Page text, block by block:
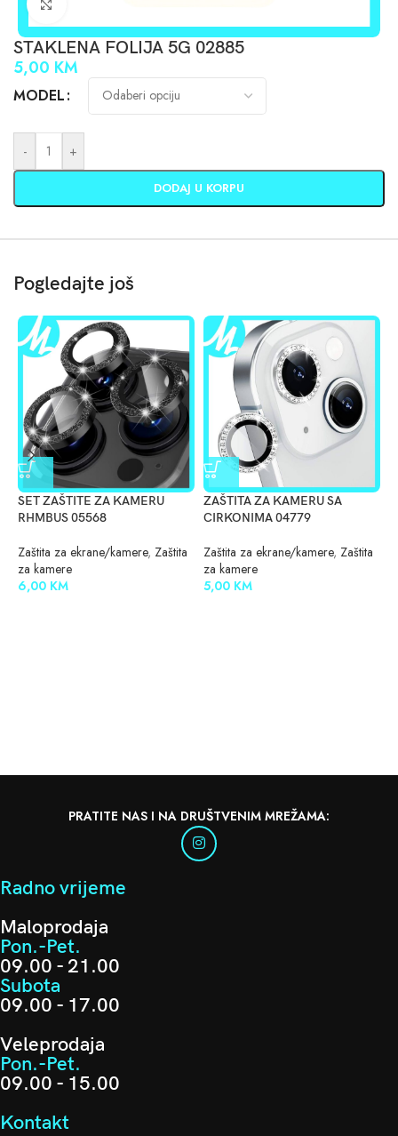
STAKLENA FOLIJA 5G 02885
5,00 KM
MODEL
- +
DODAJ U KORPU
Pogledajte još
SET ZAŠTITE ZA KAMERU
RHMBUS 05568
Zaštita za ekrane/kamere, Zaštita
za kamere
6,00 KM
ZAŠTITA ZA KAMERU SA
CIRKONIMA 04779
Zaštita za ekrane/kamere, Zaštita
za kamere
5,00 KM
PRATITE NAS I NA DRUŠTVENIM MREŽAMA:
Radno vrijeme
Maloprodaja
Pon.-Pet.
09.00 - 21.00
Subota
09.00 - 17.00
Veleprodaja
Pon.-Pet.
09.00 - 15.00
Kontakt